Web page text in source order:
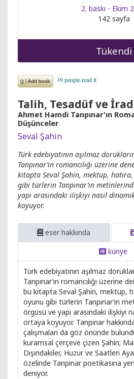
2. baskı - Ekim
142 sayfa
Tükendi
Talih, Tesadüf ve
Ahmet Hamdi Tanpınar'ın
Düşünceler
Seval Şahin
Türk edebiyatının aşılmaz
Tanpınar’ın romancılığı üzerine
kitapta Seval Şahin, mektup,
gibi türlerin Tanpınar’ın
yapı arasındaki ilişkiyi nasıl
koyuyor.
eser hakkında
künye
Türk edebiyatının aşılmaz
Tanpınar’ın romancılığı üzerine
bu kitapta Seval Şahin, mektup,
oyunu gibi türlerin Tanpınar’ın
örgüsü ve yapı arasındaki ilişkiyi
ortaya koyuyor. Tanpınar
çalışmaları da göz önünde
kuramsal çerçeve çizen Şahin;
Dışındakiler, Huzur ve Saatleri
özelinde Tanpınar poetikasına
deniyor.